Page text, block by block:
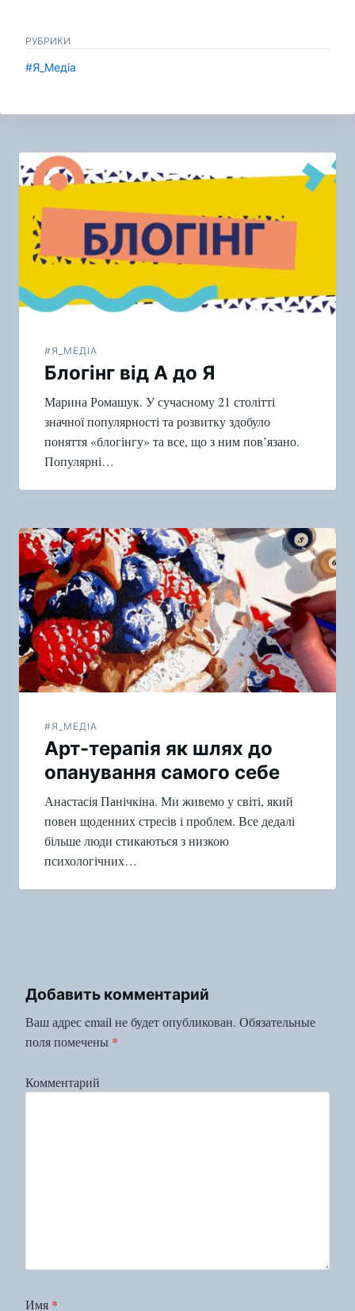
РУБРИКИ
#Я_Медіа
Навигация
по
записям
#Я_МЕДІА
Блогінг від А до Я
Марина Ромашук. У сучасному 21 столітті
значної популярності та розвитку здобуло
поняття «блогінгу» та все, що з ним пов’язано.
Популярні…
#Я_МЕДІА
Арт-терапія як шлях до
опанування самого себе
Анастасія Панічкіна. Ми живемо у світі, який
повен щоденних стресів і проблем. Все дедалі
більше люди стикаються з низкою
психологічних…
Добавить комментарий
Ваш адрес email не будет опубликован. Обязательные
поля помечены *
Комментарий
Имя *